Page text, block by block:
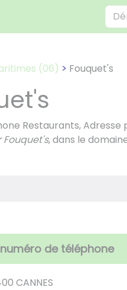
(06) Fouquet's
Restaurants, Adresse
Fouquet's, dans le
de téléphone
CANNES